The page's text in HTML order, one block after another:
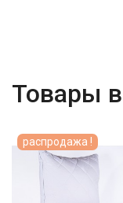
Товары в
распродажа !